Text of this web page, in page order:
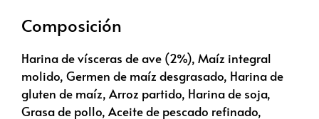
Composición
Harina de vísceras de ave (2%), Maíz integral
molido, Germen de maíz desgrasado, Harina de
gluten de maíz, Arroz partido, Harina de soja,
Grasa de pollo, Aceite de pescado refinado,